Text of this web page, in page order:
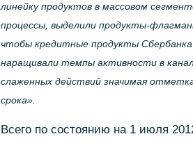
линейку продуктов в массовом
процессы, выделили продукты-
чтобы кредитные продукты
наращивали темпы активности в
слаженных действий значимая
срока».
Всего по состоянию на 1 июля